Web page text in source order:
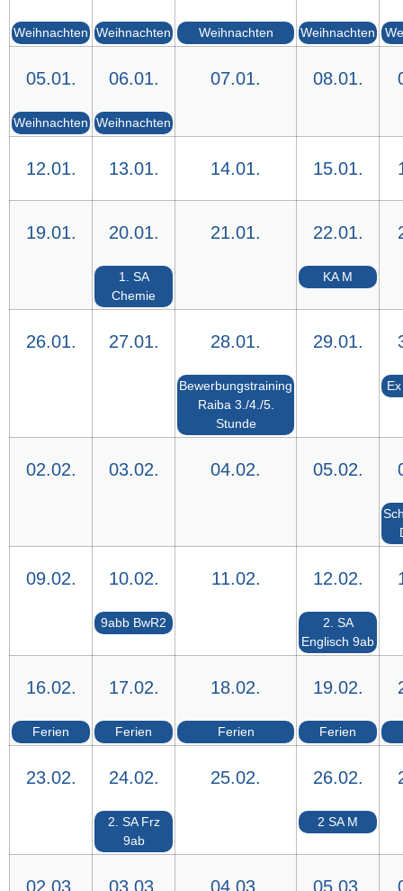
Weihnachten Weihnachten Weihnachten Weihnachten
05.01.
Weihnachten
06.01.
Weihnachten
07.01. 08.01.
12.01. 13.01. 14.01. 15.01.
19.01. 20.01.
1. SA
Chemie
21.01. 22.01.
KA M
26.01. 27.01. 28.01.
Bewerbungstraining
Raiba 3./4./5.
Stunde
29.01.
02.02. 03.02. 04.02. 05.02.
09.02. 10.02.
9abb BwR2
11.02. 12.02.
2. SA
Englisch 9ab
16.02.
Ferien
17.02.
Ferien
18.02.
Ferien
19.02.
Ferien
23.02. 24.02.
2. SA Frz
9ab
25.02. 26.02.
2 SA M
02.03. 03.03. 04.03. 05.03.